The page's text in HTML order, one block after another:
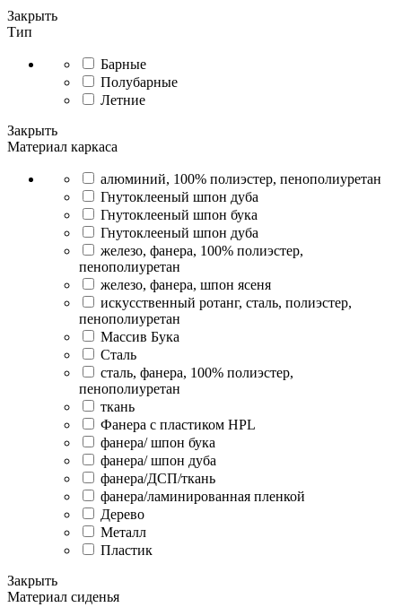
Закрыть
Тип
Барные
Полубарные
Летние
Закрыть
Материал каркаса
алюминий, 100% полиэстер, пенополиуретан
Гнутоклееный шпон дуба
Гнутоклееный шпон бука
Гнутоклееный шпон дуба
железо, фанера, 100% полиэстер,
пенополиуретан
железо, фанера, шпон ясеня
искусственный ротанг, сталь, полиэстер,
пенополиуретан
Массив Бука
Сталь
сталь, фанера, 100% полиэстер,
пенополиуретан
ткань
Фанера с пластиком HPL
фанера/ шпон бука
фанера/ шпон дуба
фанера/ДСП/ткань
фанера/ламинированная пленкой
Дерево
Металл
Пластик
Закрыть
Материал сиденья